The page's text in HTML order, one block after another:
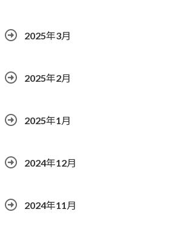
2025年3月
2025年2月
2025年1月
2024年12月
2024年11月